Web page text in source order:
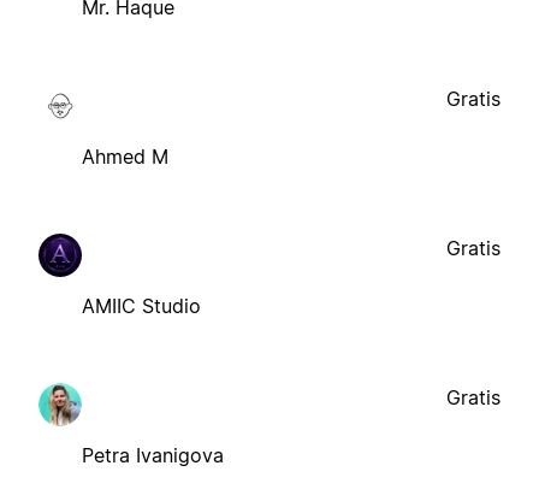
Mr. Haque
Ahmed M
Gratis
AMIIC Studio
Gratis
Petra Ivanigova
Gratis